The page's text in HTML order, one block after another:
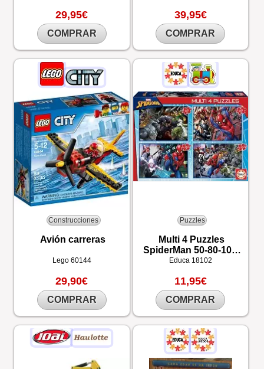
29,95€
COMPRAR
39,95€
COMPRAR
Construcciones
Avión carreras
Lego 60144
29,90€
COMPRAR
Puzzles
Multi 4 Puzzles
SpiderMan 50-80-100-
150
Educa 18102
11,95€
COMPRAR